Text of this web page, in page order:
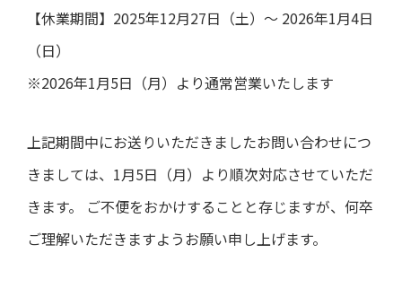
【休業期間】2025年12月27日（土）～ 2026年1月4日
（日）
※2026年1月5日（月）より通常営業いたします
上記期間中にお送りいただきましたお問い合わせにつ
きましては、1月5日（月）より順次対応させていただ
きます。 ご不便をおかけすることと存じますが、何卒
ご理解いただきますようお願い申し上げます。